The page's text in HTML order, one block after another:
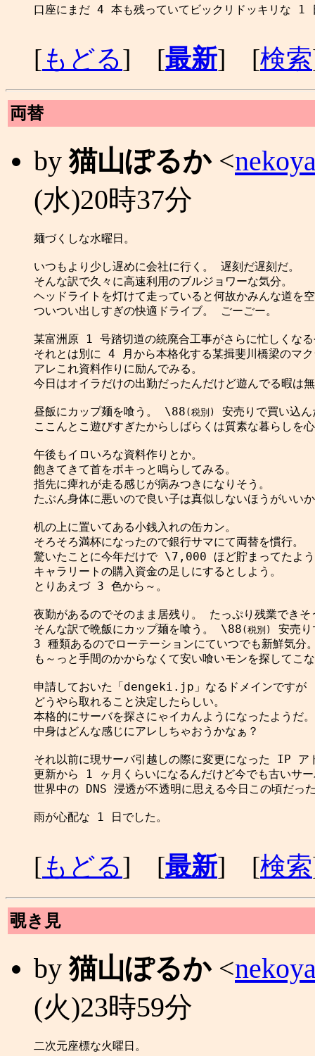
口座にまだ 4 本も残っていてビックリドッキリな 1
[もどる] [最新] [検索
両替
by猫山ぽるか <
(水)20時37分
麺づくしな水曜日。
いつもより少し遅めに会社に行く。 遅刻だ遅刻だ。
そんな訳で久々に高速利用のブルジョワーな気分。
ヘッドライトを灯けて走っていると何故かみんな道を
ついつい出しすぎの快適ドライブ。 ごーごー。
某富洲原 1 号踏切道の統廃合工事がさらに忙しくな
それとは別に 4 月から本格化する某揖斐川橋梁のマ
アレこれ資料作りに励んでみる。
今日はオイラだけの出勤だったんだけど遊んでる暇は
昼飯にカップ麺を喰う。 \88 (税別)
安売りで買い込
ここんとこ遊びすぎたからしばらくは質素な暮らしを
午後もイロいろな資料作りとか。
飽きてきて首をボキっと鳴らしてみる。
指先に痺れが走る感じが病みつきになりそう。
たぶん身体に悪いので良い子は真似しないほうがいい
机の上に置いてある小銭入れの缶カン。
そろそろ満杯になったので銀行サマにて両替を慣行。
驚いたことに今年だけで \7,000 ほど貯まってたよ
キャラリートの購入資金の足しにするとしよう。
とりあえづ 3 色から～。
夜勤があるのでそのまま居残り。 たっぷり残業でき
そんな訳で晩飯にカップ麺を喰う。 \88 (税別)
安売り
3 種類あるのでローテーションにていつでも新鮮気分
も～っと手間のかからなくて安い喰いモンを探してこ
申請しておいた「dengeki.jp」なるドメインですが
どうやら取れること決定したらしい。
本格的にサーバを探さにゃイカんようになったようだ。
中身はどんな感じにアレしちゃおうかなぁ？
それ以前に現サーバ引越しの際に変更になった IP ア
更新から 1 ヶ月くらいになるんだけど今でも古いサ
世界中の DNS 浸透が不透明に思える今日この頃だっ
雨が心配な 1 日でした。
[もどる] [最新] [検索
覗き見
by猫山ぽるか <
(火)23時59分
二次元座標な火曜日。